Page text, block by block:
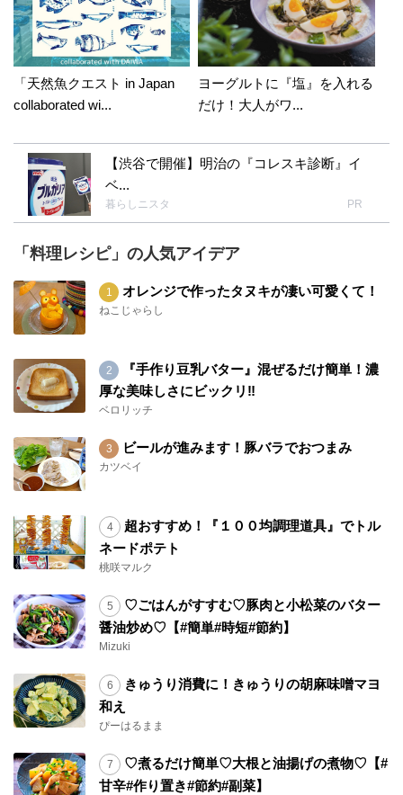
「天然魚クエスト in Japan
collaborated wi...
ヨーグルトに『塩』を入れる
だけ！大人がワ...
【渋谷で開催】明治の『コレスキ診断』イ
ベ...
暮らしニスタ PR
「料理レシピ」の人気アイデア
オレンジで作ったタヌキが凄い可愛くて！
ねこじゃらし
『手作り豆乳バター』混ぜるだけ簡単！濃
厚な美味しさにビックリ‼︎
ベロリッチ
ビールが進みます！豚バラでおつまみ
カツベイ
超おすすめ！『１００均調理道具』でトル
ネードポテト
桃咲マルク
♡ごはんがすすむ♡豚肉と小松菜のバター
醤油炒め♡【#簡単#時短#節約】
Mizuki
きゅうり消費に！きゅうりの胡麻味噌マヨ
和え
ぴーはるまま
♡煮るだけ簡単♡大根と油揚げの煮物♡【#
甘辛#作り置き#節約#副菜】